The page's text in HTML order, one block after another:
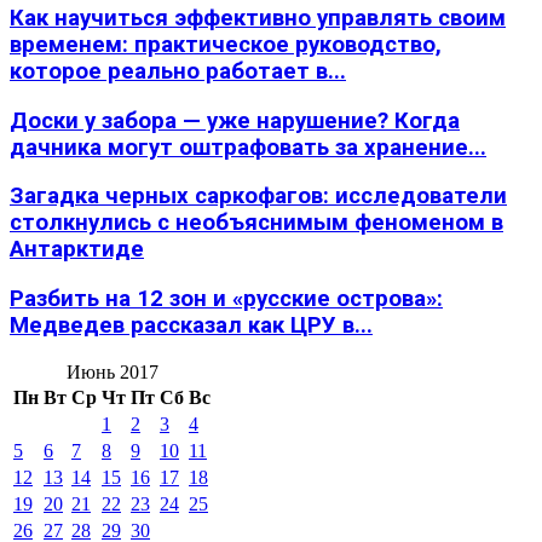
Как научиться эффективно управлять своим
временем: практическое руководство,
которое реально работает в...
Доски у забора — уже нарушение? Когда
дачника могут оштрафовать за хранение...
Загадка черных саркофагов: исследователи
столкнулись с необъяснимым феноменом в
Антарктиде
Разбить на 12 зон и «русские острова»:
Медведев рассказал как ЦРУ в...
Июнь 2017
Пн Вт Ср Чт Пт Сб Вс
1
2 3
4
5
6 7 8 9 10 11
12
13 14 15 16 17 18
19 20 21 22 23 24 25
26 27 28 29 30